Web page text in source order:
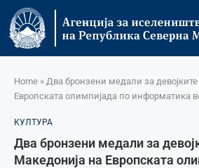
Home » Два бронзени медали за
Европската олимпијада по информатика
КУЛТУРА
Два бронзени медали за
Македонија на Европската